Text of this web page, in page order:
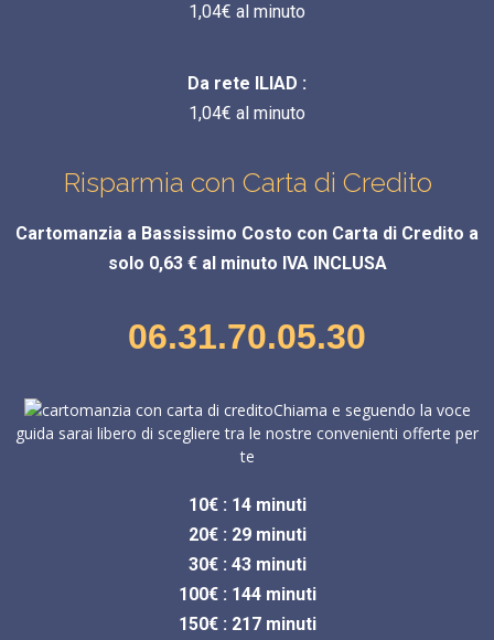
1,04€ al minuto
Da rete ILIAD :
1,04€ al minuto
Risparmia con Carta di Credito
Cartomanzia a Bassissimo Costo con Carta di Credito a
solo 0,63 € al minuto IVA INCLUSA
06.31.70.05.30
Chiama e seguendo la voce
guida sarai libero di scegliere tra le nostre convenienti offerte per
te
10€ : 14 minuti
20€ : 29 minuti
30€ : 43 minuti
100€ : 144 minuti
150€ : 217 minuti